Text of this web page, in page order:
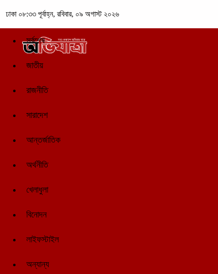
ঢাকা ০৮:৩৩ পূর্বাহ্ন, রবিবার, ০৯ অগাস্ট ২০২৬
সর্বশেষ
জাতীয়
রাজনীতি
সারাদেশ
আন্তর্জাতিক
অর্থনীতি
খেলাধুলা
বিনোদন
লাইফস্টাইল
অন্যান্য